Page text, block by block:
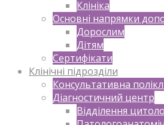
Клініка
Основні напрямки
Дорослим
Дітям
Сертифікати
Клінічні підрозділи
Консультативна
Діагностичний центр
Відділення